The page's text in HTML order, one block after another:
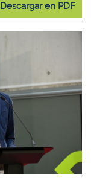
Descargar en PDF